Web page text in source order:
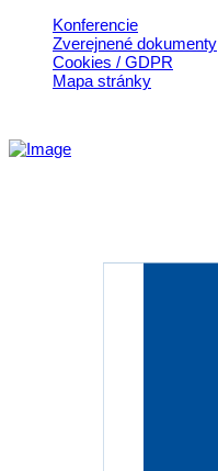
Konferencie
Zverejnené dokumenty
Cookies / GDPR
Mapa stránky